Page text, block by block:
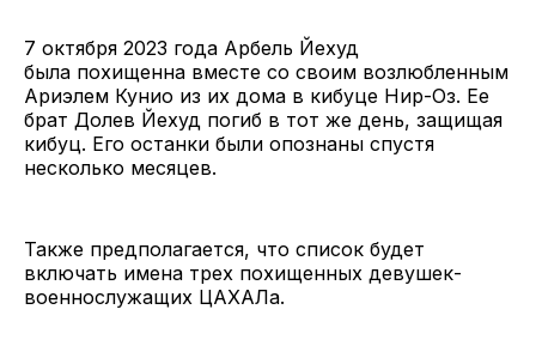
7 октября 2023 года Арбель Йехуд
была похищенна вместе со своим возлюбленным
Ариэлем Кунио из их дома в кибуце Нир-Оз. Ее
брат Долев Йехуд погиб в тот же день, защищая
кибуц. Его останки были опознаны спустя
несколько месяцев.
Также предполагается, что список будет
включать имена трех похищенных девушек-
военнослужащих ЦАХАЛа.